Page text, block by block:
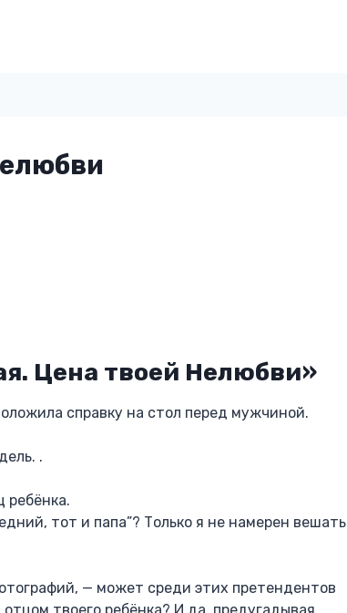
Цена твоей Нелюбви»
справку на стол перед мужчиной.
.
ребёнка.
тот и папа”? Только я не намерен вешать
— может среди этих претендентов